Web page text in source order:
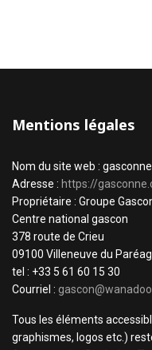
Mentions légales
Nom du site web :
Adresse : https://
Propriétaire : Groupe
Centre national gascon
378 route de Crieu
09100 Villeneuve du
tel : +33 5 61 60 15 30
Courriel :
Tous les éléments
graphismes, logos etc.)